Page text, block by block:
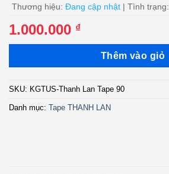
Thương hiệu: Đang cập nhật | Tình trạng:
1.000.000 ₫
Thêm vào giỏ
SKU: KGTUS-Thanh Lan Tape 90
Danh mục: Tape THANH LAN